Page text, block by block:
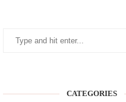
CATEGORIES